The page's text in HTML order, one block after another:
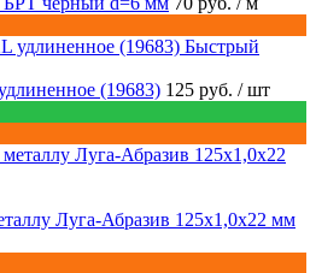
Быстрый
(19683) 125 руб. / шт
Луга-Абразив 125x1,0x22 мм